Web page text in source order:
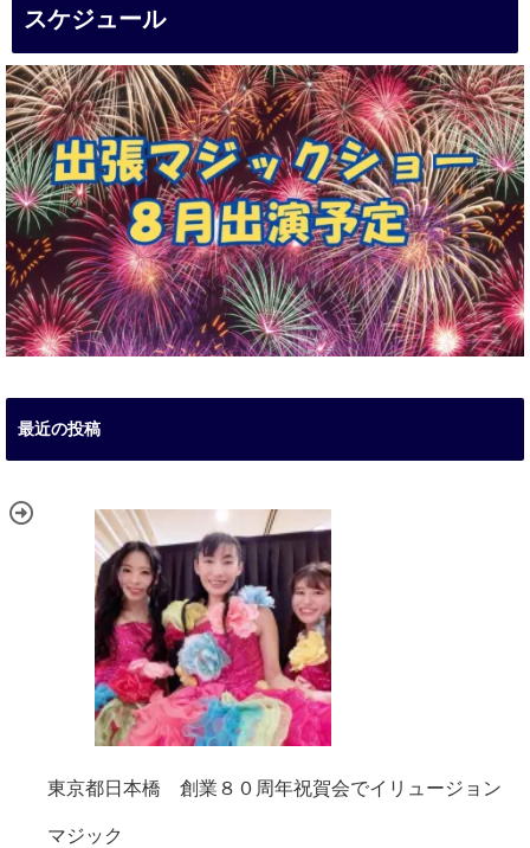
スケジュール
最近の投稿
東京都日本橋 創業８０周年祝賀会でイリュージョン
マジック